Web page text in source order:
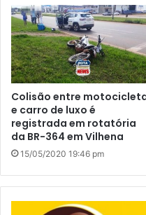
Colisão entre
e carro de luxo é
registrada em rotatória
da BR-364 em Vilhena
15/05/2020 19:46 pm